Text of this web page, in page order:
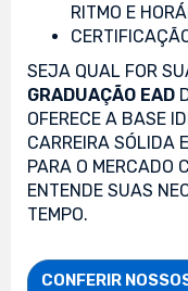
RITMO E
SEJA QUAL FOR
GRADUAÇÃO EAD
OFERECE A BASE
CARREIRA SÓLIDA
PARA O MERCADO
ENTENDE SUAS
TEMPO.
CONFERIR